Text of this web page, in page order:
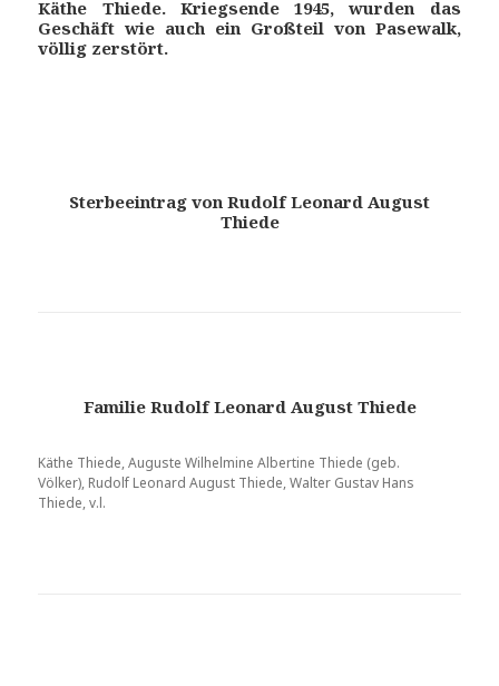
Käthe Thiede. Kriegsende 1945, wurden das
Geschäft wie auch ein Großteil von Pasewalk,
völlig zerstört.
Sterbeeintrag von Rudolf Leonard August
Thiede
Familie Rudolf Leonard August Thiede
Käthe Thiede, Auguste Wilhelmine Albertine Thiede (geb.
Völker), Rudolf Leonard August Thiede, Walter Gustav Hans
Thiede, v.l.